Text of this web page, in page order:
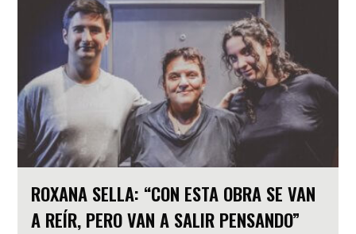
ROXANA SELLA: “CON ESTA OBRA SE VAN
A REÍR, PERO VAN A SALIR PENSANDO”